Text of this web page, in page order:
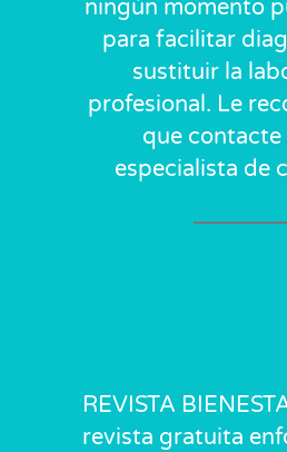
ningún momento
para facilitar
sustituir la
profesional. Le
que contacte
especialista de
REVISTA
revista gratuita